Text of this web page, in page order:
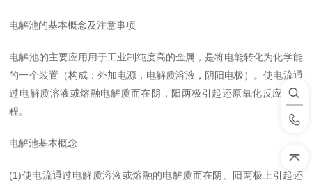
电解池的基本概念及注意事项
电解池的主要应用用于工业制纯度高的金属，是将电能转化为化学能
的一个装置（构成：外加电源，电解质溶液，阴阳电极）。使电流通
过电解质溶液或熔融电解质而在阴，阳两极引起还原氧化反应的过
程。
电解池基本概念
(1)使电流通过电解质溶液或熔融的电解质而在阴、阳两极上引起还